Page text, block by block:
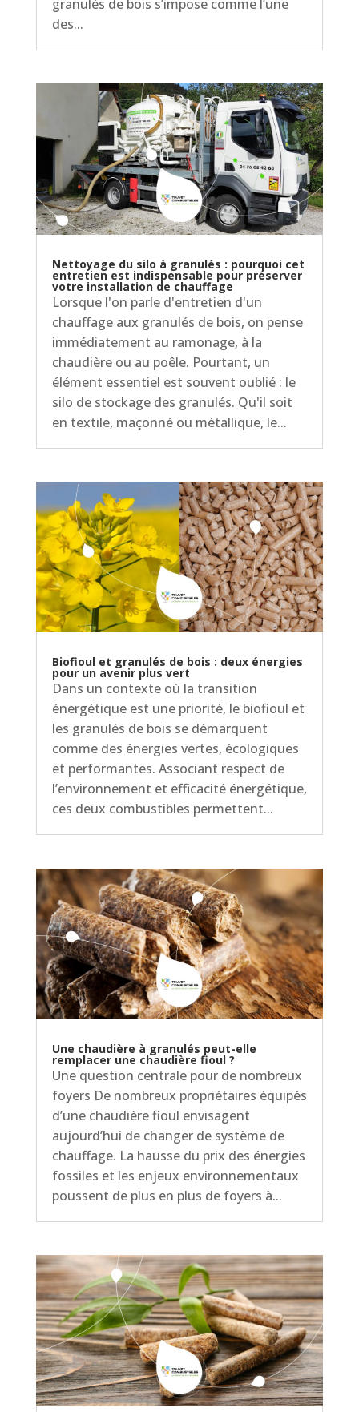
granulés de bois s’impose comme l’une
des...
Nettoyage du silo à granulés : pourquoi cet
entretien est indispensable pour préserver
votre installation de chauffage
Lorsque l'on parle d'entretien d'un
chauffage aux granulés de bois, on pense
immédiatement au ramonage, à la
chaudière ou au poêle. Pourtant, un
élément essentiel est souvent oublié : le
silo de stockage des granulés. Qu'il soit
en textile, maçonné ou métallique, le...
Biofioul et granulés de bois : deux énergies
pour un avenir plus vert
Dans un contexte où la transition
énergétique est une priorité, le biofioul et
les granulés de bois se démarquent
comme des énergies vertes, écologiques
et performantes. Associant respect de
l’environnement et efficacité énergétique,
ces deux combustibles permettent...
Une chaudière à granulés peut-elle
remplacer une chaudière fioul ?
Une question centrale pour de nombreux
foyers De nombreux propriétaires équipés
d’une chaudière fioul envisagent
aujourd’hui de changer de système de
chauffage. La hausse du prix des énergies
fossiles et les enjeux environnementaux
poussent de plus en plus de foyers à...